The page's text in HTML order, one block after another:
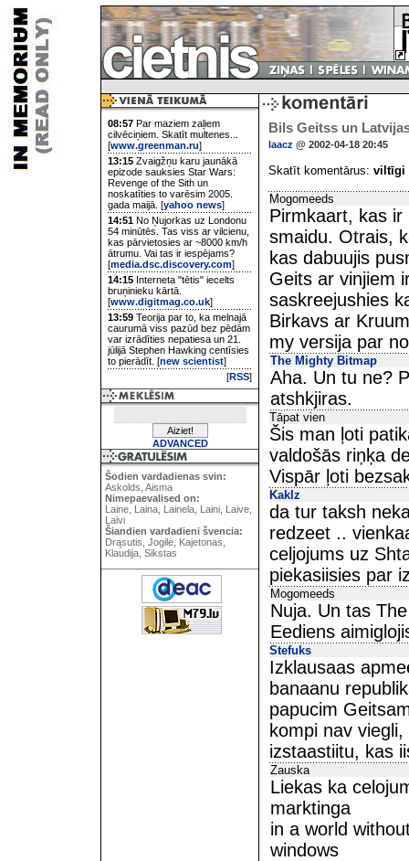
08:57 Par maziem zaļiem
cilvēciņiem. Skatīt multenes...
[www.greenman.ru]
13:15 Zvaigžņu karu jaunākā
epizode sauksies Star Wars:
Revenge of the Sith un
noskatīties to varēsim 2005.
gada maijā. [yahoo news]
14:51 No Ņujorkas uz Londonu
54 minūtēs. Tas viss ar vilcienu,
kas pārvietosies ar ~8000 km/h
ātrumu. Vai tas ir iespējams?
[media.dsc.discovery.com]
14:15 Interneta "tētis" iecelts
bruņinieku kārtā.
[www.digitmag.co.uk]
13:59 Teorija par to, ka melnajā
caurumā viss pazūd bez pēdām
var izrādīties nepatiesa un 21.
jūlijā Stephen Hawking centīsies
to pierādīt. [new scientist]
[RSS]
ADVANCED
Šodien vardadienas svin:
Askolds, Aisma
Nimepaevalised on:
Laine, Laina, Lainela, Laini, Laive,
Laivi
Šiandien vardadieni švencia:
Drąsutis, Jogilė, Kajetonas,
Klaudija, Sikstas
Bils Geitss un
laacz @ 2002-04-18 20:45
Skatīt komentārus: viltīgi
Mogomeeds
Pirmkaart, kas ir
smaidu. Otrais,
kas dabuujis
Geits ar vinjiem
saskreejushies
Birkavs ar
my versija par
The Mighty Bitmap
Aha. Un tu ne?
atshkjiras.
Tāpat vien
Šis man ļoti
valdošās riņķa
Vispār ļoti
Kaklz
da tur taksh
redzeet ..
celjojums uz
piekasiisies par
Mogomeeds
Nuja. Un tas
Eediens
Stefuks
Izklausaas
banaanu
papucim
kompi nav
izstaastiitu, kas
Zauska
Liekas ka
marktinga
in a world
windows